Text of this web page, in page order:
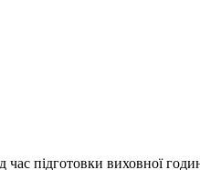
підготовки виховної